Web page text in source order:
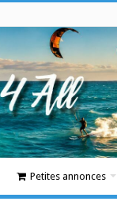
Petites annonces